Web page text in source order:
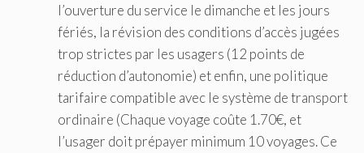
l’ouverture du service le dimanche et les jours
fériés, la révision des conditions d’accès jugées
trop strictes par les usagers (12 points de
réduction d’autonomie) et enfin, une politique
tarifaire compatible avec le système de transport
ordinaire (Chaque voyage coûte 1.70€, et
l’usager doit prépayer minimum 10 voyages. Ce